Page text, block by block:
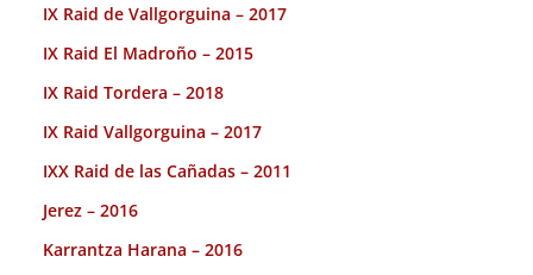
IX Raid de Vallgorguina – 2017
IX Raid El Madroño – 2015
IX Raid Tordera – 2018
IX Raid Vallgorguina – 2017
IXX Raid de las Cañadas – 2011
Jerez – 2016
Karrantza Harana – 2016